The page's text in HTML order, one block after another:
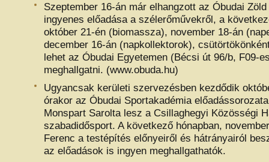
Szeptember 16-án már elhangzott az Óbudai
ingyenes előadása a szélerőművekről, a
október 21-én (biomassza), november 18-án
december 16-án (napkollektorok),
lehet az Óbudai Egyetemen (Bécsi út 96/b, F09-
meghallgatni. (www.obuda.hu)
Ugyancsak kerületi szervezésben kezdődik
órakor az Óbudai Sportakadémia
Monspart Sarolta lesz a Csillaghegyi Közösségi
szabadidősport. A következő hónapban,
Ferenc a testépítés előnyeiről és hátrányairól
az előadások is ingyen meghallgathatók.